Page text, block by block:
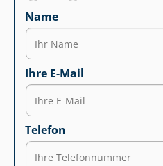
Name
Ihre E-Mail
Telefon